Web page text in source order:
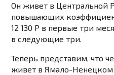
Он живет в Центральной
повышающих
12 130 Р в первые три
в следующие три.
Теперь представим, что
живет в Ямало-